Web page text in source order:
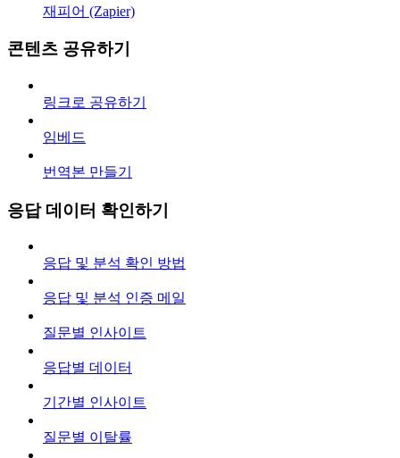
재피어 (Zapier)
콘텐츠 공유하기
링크로 공유하기
임베드
번역본 만들기
응답 데이터 확인하기
응답 및 분석 확인 방법
응답 및 분석 인증 메일
질문별 인사이트
응답별 데이터
기간별 인사이트
질문별 이탈률